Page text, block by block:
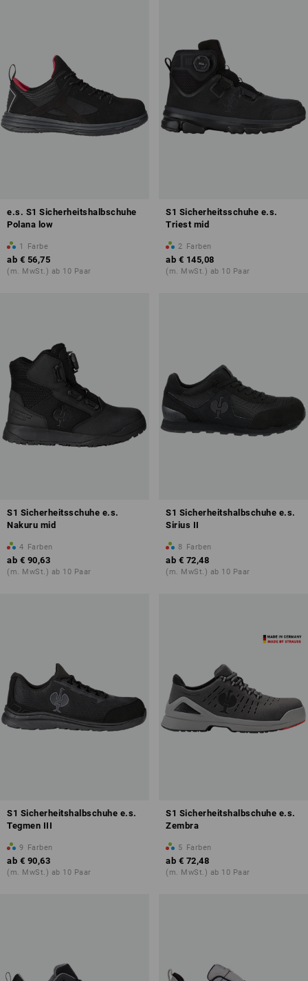
e.s. S1 Sicherheitshalbschuhe
Polana low
1 Farbe
ab € 56,75
(m. MwSt.) ab 10 Paar
S1 Sicherheitsschuhe e.s.
Triest mid
2 Farben
ab € 145,08
(m. MwSt.) ab 10 Paar
S1 Sicherheitsschuhe e.s.
Nakuru mid
4 Farben
ab € 90,63
(m. MwSt.) ab 10 Paar
S1 Sicherheitshalbschuhe e.s.
Sirius II
8 Farben
ab € 72,48
(m. MwSt.) ab 10 Paar
S1 Sicherheitshalbschuhe e.s.
Tegmen III
9 Farben
ab € 90,63
(m. MwSt.) ab 10 Paar
S1 Sicherheitshalbschuhe e.s.
Zembra
5 Farben
ab € 72,48
(m. MwSt.) ab 10 Paar